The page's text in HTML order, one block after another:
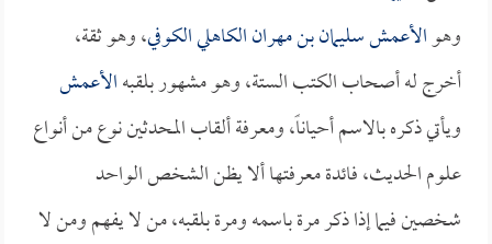
وهوالأعمش سليمان بن مهران الكاهلي الكوفي، وهو ثقة،
أخرج له أصحاب الكتب الستة، وهو مشهور بلقبهالأعمش
ويأتي ذكره بالاسم أحياناً، ومعرفة ألقاب المحدثين نوع من أنواع
علوم الحديث، فائدة معرفتها ألا يظن الشخص الواحد
شخصين فيما إذا ذكر مرة باسمه ومرة بلقبه، من لا يفهم ومن لا